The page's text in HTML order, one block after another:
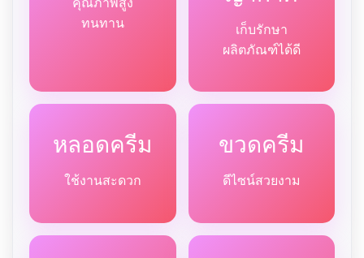
ทนทาน
เก็บรักษา
ผลิตภัณฑ์ได้ดี
หลอดครีม
ใช้งานสะดวก
ขวดครีม
ดีไซน์สวยงาม